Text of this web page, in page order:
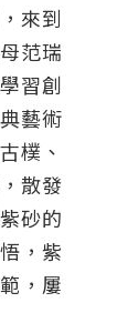
來到
范瑞
習創
藝術
樸、
散發
砂的
，紫
，屢